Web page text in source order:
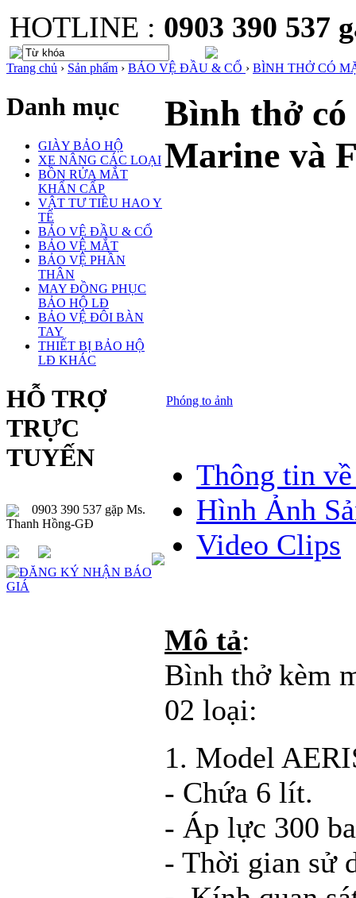
HOTLINE : 0903 390 537
Trang chủ › Sản phẩm › BẢO VỆ ĐẦU & CỔ › BÌNH THỞ CÓ
Danh mục
GIÀY BẢO HỘ
XE NÂNG CÁC LOẠI
BỒN RỬA MẮT
KHẨN CẤP
VẬT TƯ TIÊU HAO Y
TẾ
BẢO VỆ ĐẦU & CỔ
BẢO VỆ MẮT
BẢO VỆ PHẦN
THÂN
MAY ĐỒNG PHỤC
BẢO HỘ LĐ
BẢO VỆ ĐÔI BÀN
TAY
THIẾT BỊ BẢO HỘ
LĐ KHÁC
HỖ TRỢ
TRỰC
TUYẾN
0903 390 537 gặp Ms.
Thanh Hồng-GĐ
Bình thở có
Marine và
Phóng to ảnh
Thông tin
Hình Ảnh
Video Clips
Mô tả:
Bình thở kèm
02 loại:
1. Model
- Chứa 6 lít.
- Áp lực 300
- Thời gian sử